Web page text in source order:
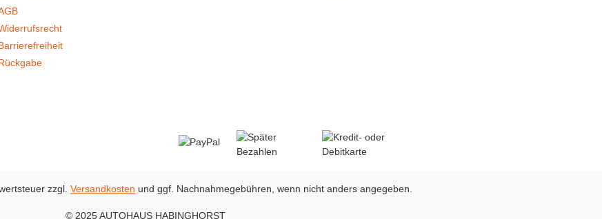
zzgl. Versandkosten und ggf. Nachnahmegebühren, wenn nicht anders angegeben.
© 2025 AUTOHAUS HABINGHORST